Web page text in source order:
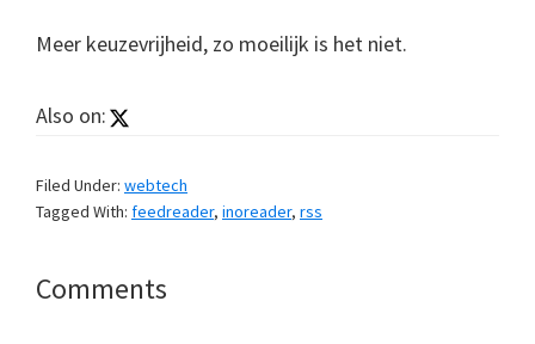
Meer keuzevrijheid, zo moeilijk is het niet.
Also on:
Filed Under: webtech
Tagged With: feedreader, inoreader, rss
Reader
Comments